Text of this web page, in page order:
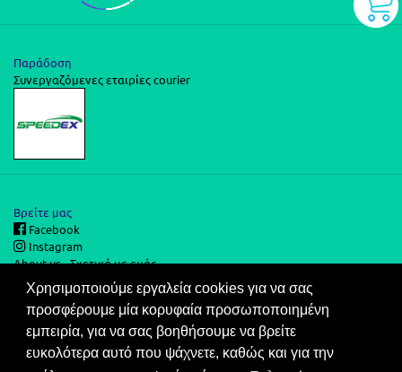
Παράδοση
Συνεργαζόμενες εταιρίες courier
Βρείτε μας
Facebook
Instagram
About us - Σχετικά με εμάς
Ασφάλεια Συναλλαγών
Στις τιμές του καταλόγου μας περιλαμβάνεται ΦΠΑ.
Ο καταναλωτής έχει το δικαίωμα να μην πληρώσει εάν δεν λάβει το
Χρησιμοποιούμε εργαλεία cookies για να σας
προσφέρουμε μία κορυφαία προσωποποιημένη
εμπειρία, για να σας βοηθήσουμε να βρείτε
ευκολότερα αυτό που ψάχνετε, καθώς και για την